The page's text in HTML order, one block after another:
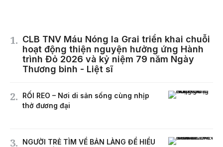
CLB TNV Máu Nóng Ia Grai triển khai chuỗi
hoạt động thiện nguyện hưởng ứng Hành
trình Đỏ 2026 và kỷ niệm 79 năm Ngày
Thương binh - Liệt sĩ
RỐI REO – Nơi di sản sống cùng nhịp
thở đương đại
NGƯỜI TRẺ TÌM VỀ BẢN LÀNG ĐỂ HIỂU